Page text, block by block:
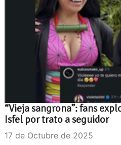
“Vieja sangrona”: fans
Isfel por trato a seguidor
17 de Octubre de 2025